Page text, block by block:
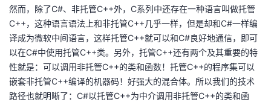
者
我
的
我
然而，除了C#、非托管C++外，C系列中还存在一种语言叫做托管
C++，这种语言语法上和非托管C++几乎一样，但是却和C#一样编
译成为微软中间语言，这样托管C++就可以和C#良好地通信，即可
以在C#中使用托管C++类。另外，托管C++还有两个及其重要的特
性就是：可以调用非托管C++的类和函数！托管C++的程序集可以
嵌套非托管C++编译的机器码！好强大的混合体。所以我们的技术
路径也就明晰了：C#以托管C++为中介调用非托管C++的类和函